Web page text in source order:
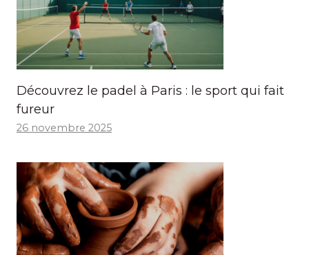
Découvrez le padel à Paris : le sport qui fait
fureur
26 novembre 2025